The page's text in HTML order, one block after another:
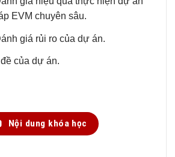
EVM chuyên sâu.
giá rủi ro của dự án.
của dự án.
Nội dung khóa học